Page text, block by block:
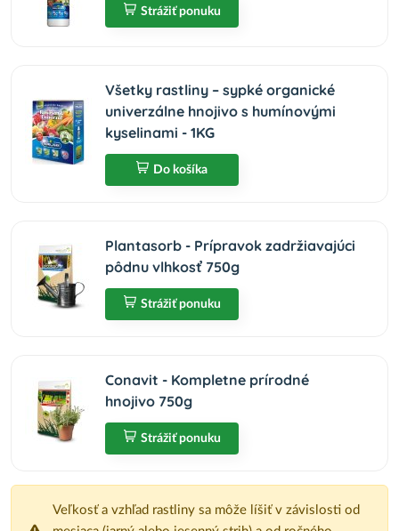
Strážiť ponuku
Všetky rastliny – sypké organické
univerzálne hnojivo s humínovými
kyselinami - 1KG
Do košíka
Plantasorb - Prípravok zadržiavajúci
pôdnu vlhkosť 750g
Strážiť ponuku
Conavit - Kompletne prírodné
hnojivo 750g
Strážiť ponuku
Veľkosť a vzhľad rastliny sa môže líšiť v závislosti od